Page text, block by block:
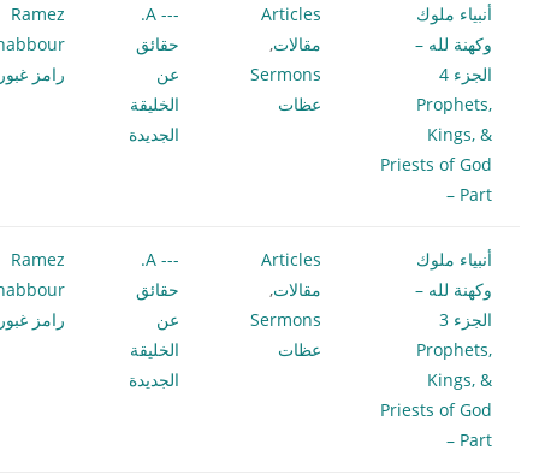
أنبياء ملوك
وكهنة لله –
الجزء 4
Prophets,
Kings, &
Priests of God
– Part
Articles
مقالات,
Sermons
عظات
--- A.
حقائق
عن
الخليقة
الجديدة
Ramez
رامز
أنبياء ملوك
وكهنة لله –
الجزء 3
Prophets,
Kings, &
Priests of God
– Part
Articles
مقالات,
Sermons
عظات
--- A.
حقائق
عن
الخليقة
الجديدة
Ramez
رامز